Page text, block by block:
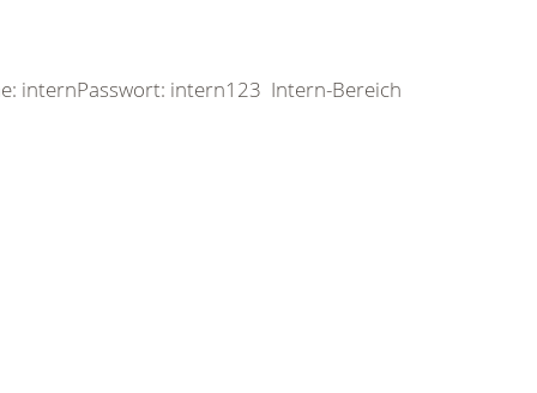
internPasswort: intern123 Intern-Bereich